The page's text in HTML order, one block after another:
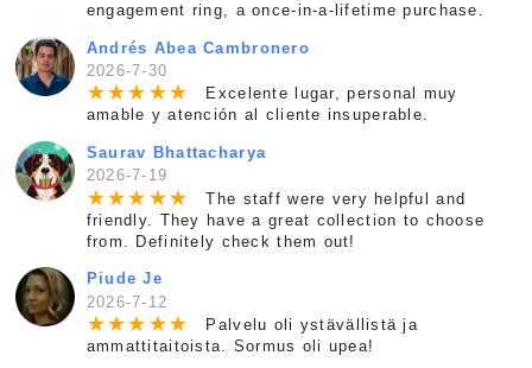
engagement ring, a once-in-a-lifetime purchase.
Andrés Abea Cambronero
2026-7-30
★★★ ★★
Excelente lugar, personal muy
amable y atención al cliente insuperable.
Saurav Bhattacharya
2026-7-19
★★★ ★★
The staff were very helpful and
friendly. They have a great collection to choose
from. Definitely check them out!
Piude Je
2026-7-12
★★★ ★★
Palvelu oli ystävällistä ja
ammattitaitoista. Sormus oli upea!